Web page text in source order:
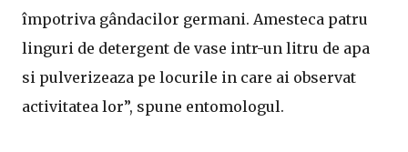
împotriva gândacilor germani. Amesteca patru
linguri de detergent de vase intr-un litru de apa
si pulverizeaza pe locurile in care ai observat
activitatea lor”, spune entomologul.